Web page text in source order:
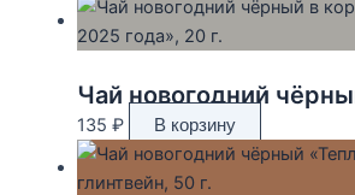
135 ₽ В корзину